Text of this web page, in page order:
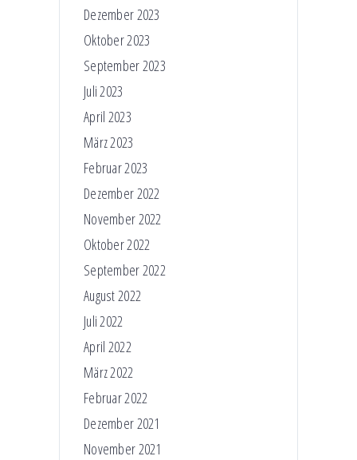
Dezember 2023
Oktober 2023
September 2023
Juli 2023
April 2023
März 2023
Februar 2023
Dezember 2022
November 2022
Oktober 2022
September 2022
August 2022
Juli 2022
April 2022
März 2022
Februar 2022
Dezember 2021
November 2021